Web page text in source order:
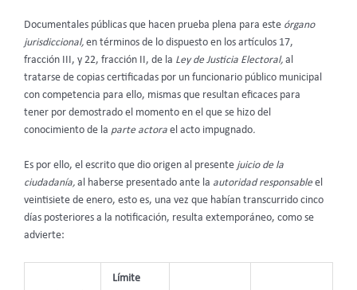
Documentales públicas que hacen prueba plena para este órgano
jurisdiccional, en términos de lo dispuesto en los artículos 17,
fracción III, y 22, fracción II, de la Ley de Justicia Electoral, al
tratarse de copias certificadas por un funcionario público municipal
con competencia para ello, mismas que resultan eficaces para
tener por demostrado el momento en el que se hizo del
conocimiento de la parte actora el acto impugnado.
Es por ello, el escrito que dio origen al presente juicio de la
ciudadanía, al haberse presentado ante la autoridad responsableel
veintisiete de enero, esto es, una vez que habían transcurrido cinco
días posteriores a la notificación, resulta extemporáneo, como se
advierte:
Límite